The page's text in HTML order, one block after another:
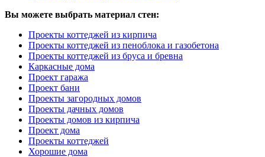
Вы можете выбрать материал стен:
Проекты коттеджей из кирпича
Проекты коттеджей из пеноблока и газобетона
Проекты коттеджей из бруса и бревна
Каркасные дома
Проект гаража
Проект бани
Проекты загородных домов
Проекты дачных домов
Проекты домов из кирпича
Проект дома
Проекты коттеджей
Хорошие дома